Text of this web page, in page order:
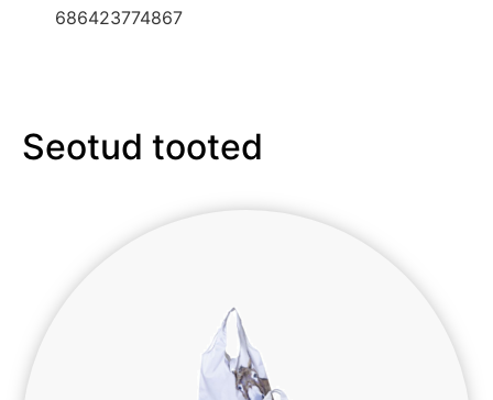
686423774867
Seotud tooted